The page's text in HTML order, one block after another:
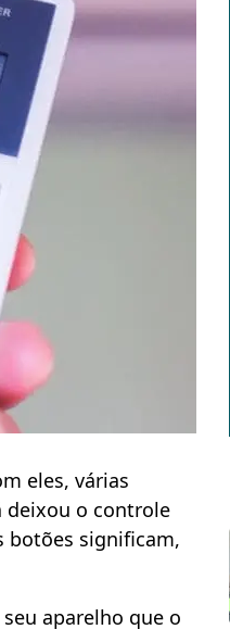
eles, várias
deixou o controle
botões significam,
aparelho que o